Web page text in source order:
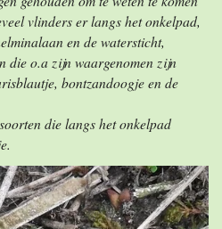
vlinders er langs het onkelpad,
en de watersticht,
die o.a zijn waargenomen zijn
bontzandoogje en de
die langs het onkelpad